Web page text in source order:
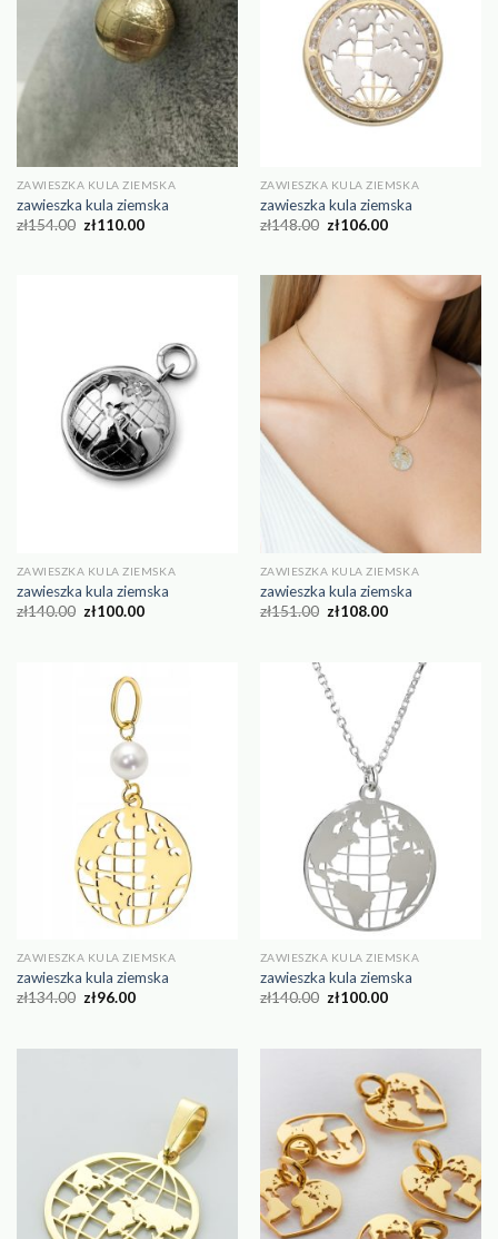
ZAWIESZKA KULA ZIEMSKA
zawieszka kula ziemska
zł154.00 zł110.00
ZAWIESZKA KULA ZIEMSKA
zawieszka kula ziemska
zł148.00 zł106.00
ZAWIESZKA KULA ZIEMSKA
zawieszka kula ziemska
zł140.00 zł100.00
ZAWIESZKA KULA ZIEMSKA
zawieszka kula ziemska
zł151.00 zł108.00
ZAWIESZKA KULA ZIEMSKA
zawieszka kula ziemska
zł134.00 zł96.00
ZAWIESZKA KULA ZIEMSKA
zawieszka kula ziemska
zł140.00 zł100.00